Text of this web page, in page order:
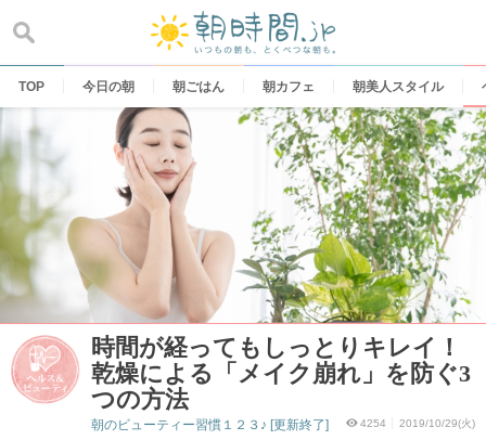
content
TOP 今日の朝 朝ごはん 朝カフェ 朝美人スタイル
時間が経ってもしっとりキレイ！
乾燥による「メイク崩れ」を防ぐ3
つの方法
4254 2019/10/29(火)
朝のビューティー習慣１２３♪ [更新終了]